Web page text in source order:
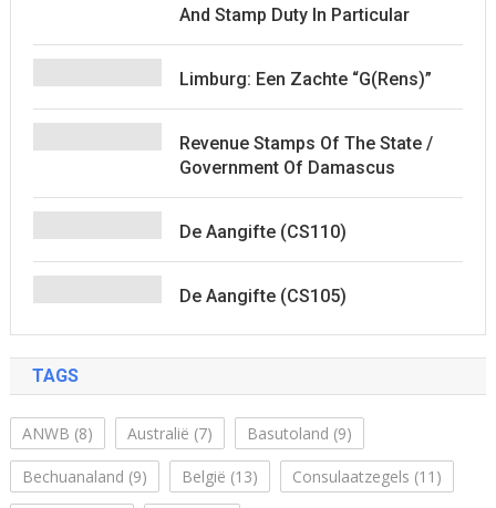
And Stamp Duty In Particular
Limburg: Een Zachte “G(rens)”
Revenue Stamps Of The State /
Government Of Damascus
De Aangifte (CS110)
De Aangifte (CS105)
TAGS
ANWB (8) Australië (7) Basutoland (9)
Bechuanaland (9) België (13) Consulaatzegels (11)